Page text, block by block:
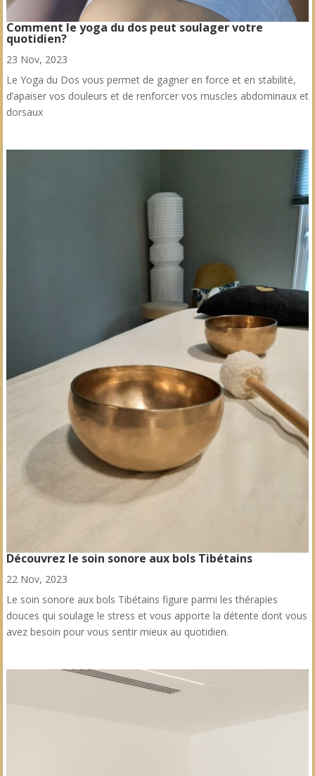
Comment le yoga du dos peut soulager votre
quotidien?
23 Nov, 2023
Le Yoga du Dos vous permet de gagner en force et en stabilité,
d’apaiser vos douleurs et de renforcer vos muscles abdominaux et
dorsaux
Découvrez le soin sonore aux bols Tibétains
22 Nov, 2023
Le soin sonore aux bols Tibétains figure parmi les thérapies
douces qui soulage le stress et vous apporte la détente dont vous
avez besoin pour vous sentir mieux au quotidien.